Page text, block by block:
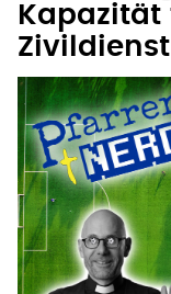
Zivildienst